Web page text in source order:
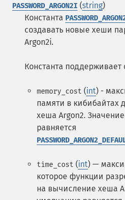
PASSWORD_ARGON2I (string)
Константа
создавать новые хеши
Argon2i.
Константа
memory_cost (int) -
памяти в кибибайтах
хеша Argon2.
равняется
time_cost (int) —
которое функции
на вычисление хеша